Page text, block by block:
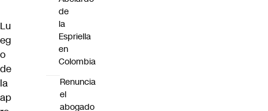
Lu
eg
o
de
la
ap
de
la
Espriella
en
Colombia
Renuncia
el
abogado